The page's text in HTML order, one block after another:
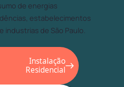
de energias
estabelecimentos
industrias de São Paulo.
Instalação
Residencial